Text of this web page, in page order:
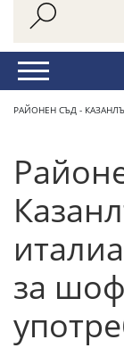
РАЙОНЕН СЪД -
за